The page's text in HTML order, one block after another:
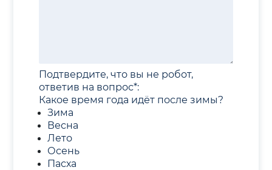
Подтвердите, что вы не робот,
ответив на вопрос*:
Какое время года идёт после зимы?
Зима
Весна
Лето
Осень
Пасха